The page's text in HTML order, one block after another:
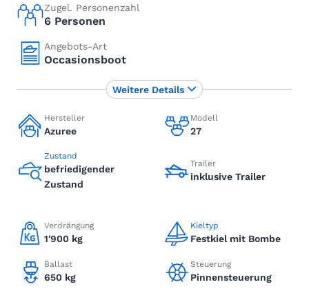
Zugel. Personenzahl
6 Personen
Angebots-Art
Occasionsboot
Hersteller
Azuree
Modell
27
Zustand
befriedigender
Zustand
Trailer
inklusive Trailer
Verdrängung
1'900 kg
Kieltyp
Festkiel mit Bombe
Ballast
650 kg
Steuerung
Pinnensteuerung
Weitere Details